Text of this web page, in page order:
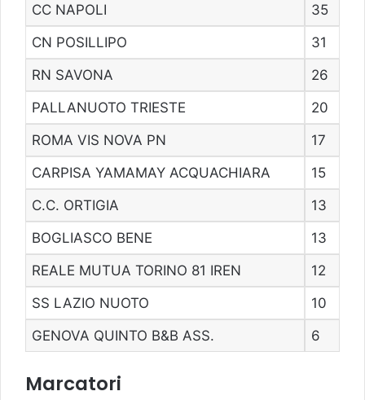
CC NAPOLI
35
CN POSILLIPO
31
RN SAVONA
26
PALLANUOTO TRIESTE
20
ROMA VIS NOVA PN
17
CARPISA YAMAMAY ACQUACHIARA
15
C.C. ORTIGIA
13
BOGLIASCO BENE
13
REALE MUTUA TORINO 81 IREN
12
SS LAZIO NUOTO
10
GENOVA QUINTO B&B ASS.
6
Marcatori